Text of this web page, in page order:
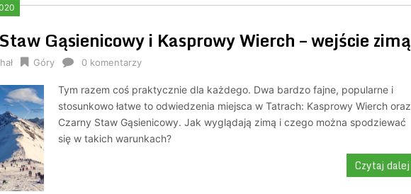
Gąsienicowy i Kasprowy Wierch – wejście zimą
Góry 0 komentarzy
Tym razem coś praktycznie dla każdego. Dwa bardzo fajne, popularne i
stosunkowo łatwe to odwiedzenia miejsca w Tatrach: Kasprowy Wierch oraz
Czarny Staw Gąsienicowy. Jak wyglądają zimą i czego można spodziewać
się w takich warunkach?
Czytaj dalej